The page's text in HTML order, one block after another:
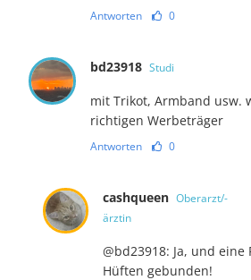
Antworten 0
bd23918 Studi
mit Trikot, Armband usw.
richtigen Werbeträger
Antworten 0
cashqueen Oberarzt/-
ärztin
@bd23918: Ja, und
Hüften gebunden!